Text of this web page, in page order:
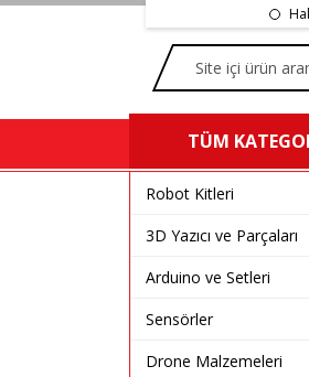
TÜM
Robot Kitleri
3D Yazıcı ve Parçaları
Arduino ve Setleri
Sensörler
Drone Malzemeleri